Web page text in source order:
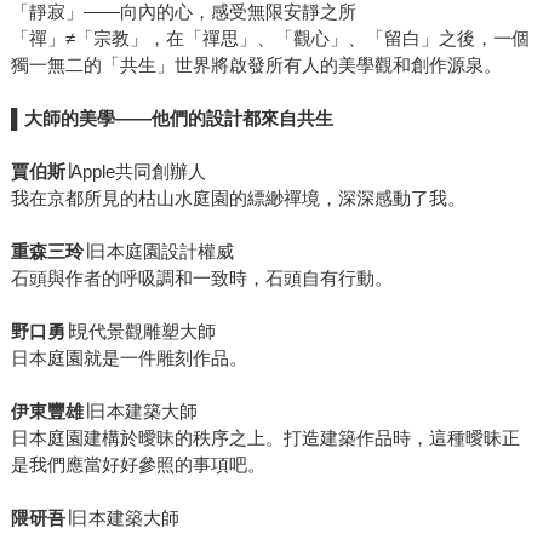
「靜寂」――向內的心，感受無限安靜之所
「禪」≠「宗教」，在「禪思」、「觀心」、「留白」之後，一個
獨一無二的「共生」世界將啟發所有人的美學觀和創作源泉。
大師的美學――他們的設計都來自共生
賈伯斯∣Apple共同創辦人
我在京都所見的枯山水庭園的縹緲禪境，深深感動了我。
重森三玲∣日本庭園設計權威
石頭與作者的呼吸調和一致時，石頭自有行動。
野口勇 ∣現代景觀雕塑大師
日本庭園就是一件雕刻作品。
伊東豐雄∣日本建築大師
日本庭園建構於曖昧的秩序之上。打造建築作品時，這種曖昧正
是我們應當好好參照的事項吧。
隈研吾∣日本建築大師